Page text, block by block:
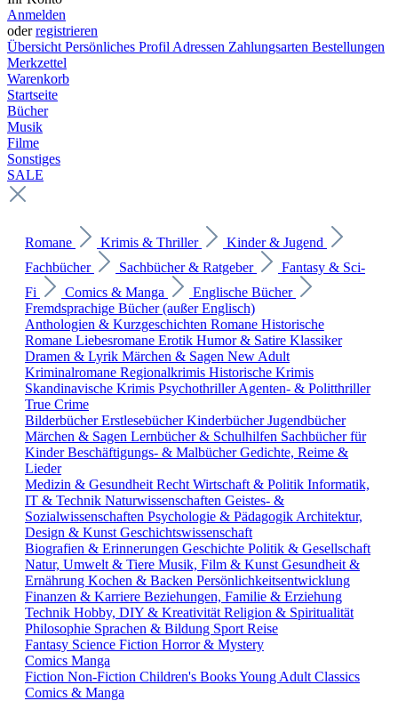
Anmelden
oderregistrieren
Übersicht Persönliches Profil Adressen Zahlungsarten Bestellungen
Merkzettel
Warenkorb
Startseite
Bücher
Musik
Filme
Sonstiges
SALE
Romane Krimis & Thriller
Kinder & Jugend
Fachbücher
Sachbücher & Ratgeber
Fantasy & Sci-
Fi
Comics & Manga
Englische Bücher
Fremdsprachige Bücher (außer Englisch)
Anthologien & Kurzgeschichten Romane Historische
Romane Liebesromane Erotik Humor & Satire Klassiker
Dramen & Lyrik Märchen & Sagen New Adult
Kriminalromane Regionalkrimis Historische Krimis
Skandinavische Krimis PsychothrillerAgenten- & Politthriller
True Crime
BilderbücherErstlesebücherKinderbücherJugendbücher
Märchen & Sagen Lernbücher & Schulhilfen Sachbücher für
KinderBeschäftigungs- & MalbücherGedichte, Reime &
Lieder
Medizin & Gesundheit Recht Wirtschaft & Politik Informatik,
IT & Technik Naturwissenschaften Geistes- &
Sozialwissenschaften Psychologie & Pädagogik Architektur,
Design & Kunst Geschichtswissenschaft
Biografien & Erinnerungen Geschichte Politik & Gesellschaft
Natur, Umwelt & Tiere Musik, Film & Kunst Gesundheit &
Ernährung Kochen & Backen Persönlichkeitsentwicklung
Finanzen & Karriere Beziehungen, Familie & Erziehung
Technik Hobby, DIY & Kreativität Religion & Spiritualität
Philosophie Sprachen & Bildung Sport Reise
Fantasy Science Fiction Horror & Mystery
Comics Manga
Fiction Non-Fiction Children's BooksYoung Adult Classics
Comics & Manga